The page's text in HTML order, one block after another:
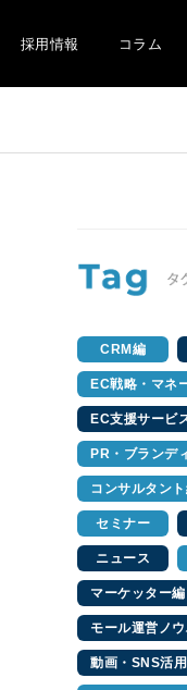
採用情報 コラム
CRM編
EC戦略・マネ
EC支援サービ
PR・ブランデ
コンサルタン
セミナー
ニュース
マーケッター編
モール運営ノウ
動画・SNS活